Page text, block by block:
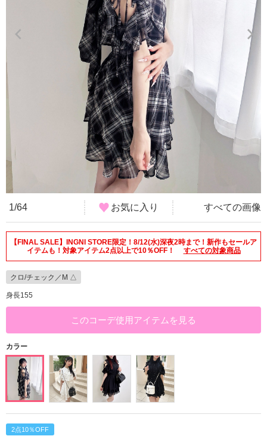
1/64 お気に入り すべての画像
【FINAL SALE】INGNI STORE限定！8/12(水)深夜2時まで！新作もセールア
イテムも！対象アイテム2点以上で10％OFF！
すべての対象商品
クロ/チェック／M △
身長155
このコーデ使用アイテムを見る
カラー
2点10％OFF